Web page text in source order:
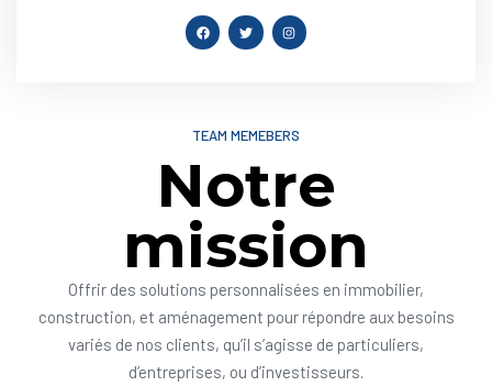
TEAM MEMEBERS
Notre
mission
Offrir des solutions personnalisées en immobilier,
construction, et aménagement pour répondre aux besoins
variés de nos clients, qu’il s’agisse de particuliers,
d’entreprises, ou d’investisseurs.